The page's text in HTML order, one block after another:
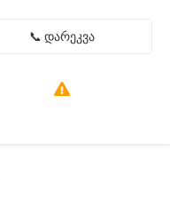
📞 დარეკვა